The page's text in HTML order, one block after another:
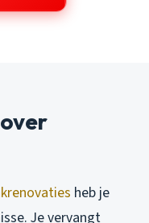
heb je
Je vervangt